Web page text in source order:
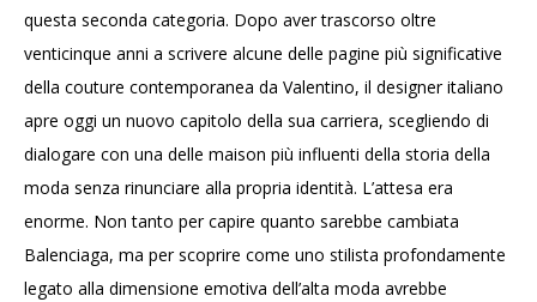
questa seconda categoria. Dopo aver trascorso oltre
venticinque anni a scrivere alcune delle pagine più significative
della couture contemporanea da Valentino, il designer italiano
apre oggi un nuovo capitolo della sua carriera, scegliendo di
dialogare con una delle maison più influenti della storia della
moda senza rinunciare alla propria identità. L’attesa era
enorme. Non tanto per capire quanto sarebbe cambiata
Balenciaga, ma per scoprire come uno stilista profondamente
legato alla dimensione emotiva dell’alta moda avrebbe